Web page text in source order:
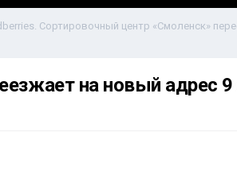
на новый адрес 9